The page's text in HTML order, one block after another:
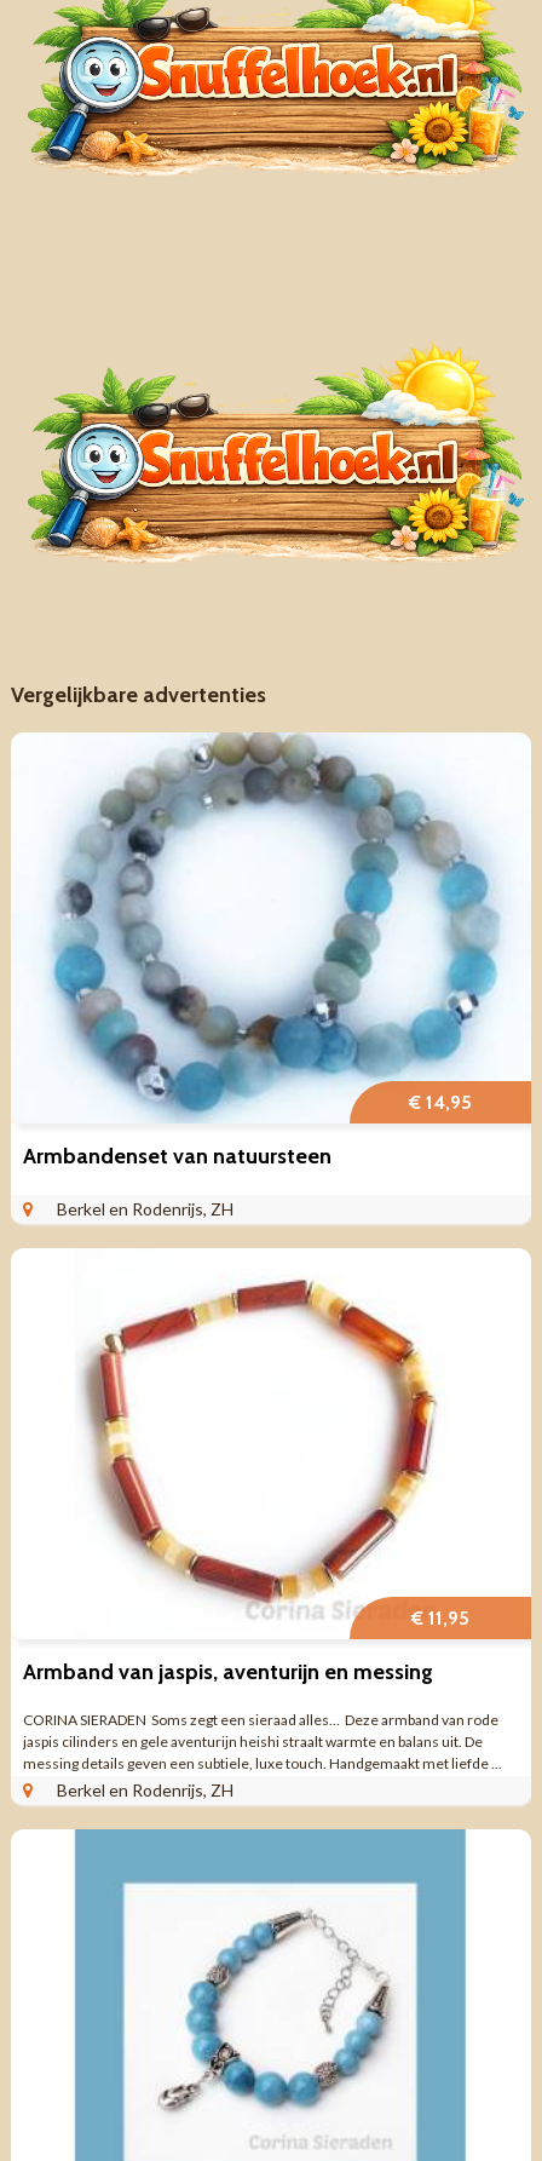
Vergelijkbare advertenties
€ 14,95
Armbandenset van natuursteen
Berkel en Rodenrijs, ZH
€ 11,95
Armband van jaspis, aventurijn en messing
CORINA SIERADEN Soms zegt een sieraad alles… Deze armband van rode
jaspis cilinders en gele aventurijn heishi straalt warmte en balans uit. De
messing details geven een subtiele, luxe touch. Handgemaakt met liefde ...
Berkel en Rodenrijs, ZH